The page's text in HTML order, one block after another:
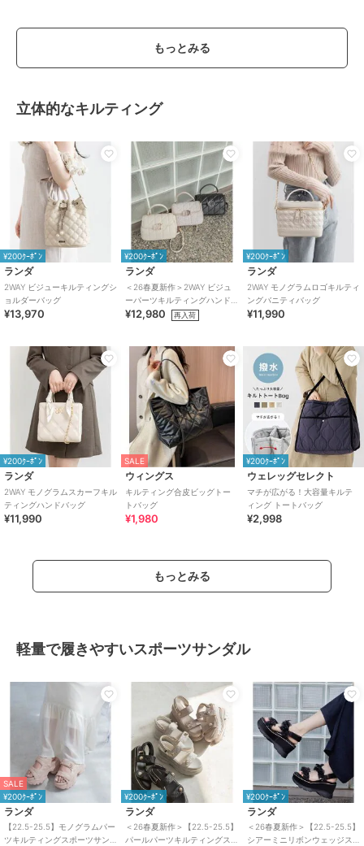
もっとみる
立体的なキルティング
¥200ｸｰﾎﾟﾝ
ランダ
2WAY ビジューキルティングシ
ョルダーバッグ
¥13,970
¥200ｸｰﾎﾟﾝ
ランダ
＜26春夏新作＞2WAY ビジュ
ーパーツキルティングハンド
バッグ
¥12,980 再入荷
¥200ｸｰﾎﾟﾝ
ランダ
2WAY モノグラムロゴキルティ
ングバニティバッグ
¥11,990
¥200ｸｰﾎﾟﾝ
ランダ
2WAY モノグラムスカーフキル
ティングハンドバッグ
¥11,990
SALE
ウィングス
キルティング合皮ビッグトー
トバッグ
¥1,980
¥200ｸｰﾎﾟﾝ
ウェレッグセレクト
マチが広がる！大容量キルテ
ィング トートバッグ
¥2,998
もっとみる
軽量で履きやすいスポーツサンダル
SALE
¥200ｸｰﾎﾟﾝ
ランダ
【22.5-25.5】モノグラムパー
ツキルティングスポーツサン
¥200ｸｰﾎﾟﾝ
ランダ
＜26春夏新作＞【22.5-25.5】
パールパーツキルティングス
¥200ｸｰﾎﾟﾝ
ランダ
＜26春夏新作＞【22.5-25.5】
シアーミニリボンウェッジス